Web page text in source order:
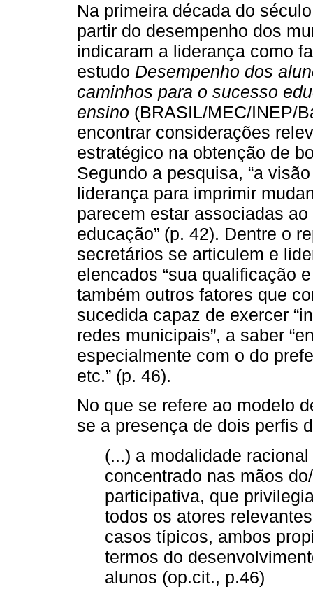
Na primeira década do
partir do desempenho dos
indicaram a liderança como
estudo Desempenho dos
caminhos para o sucesso
ensino (BRASIL/MEC/INEP/
encontrar considerações
estratégico na obtenção de
Segundo a pesquisa, “a
liderança para imprimir
parecem estar associadas
educação” (p. 42). Dentre o
secretários se articulem e
elencados “sua qualificação
também outros fatores que
sucedida capaz de exercer
redes municipais”, a saber
especialmente com o do
etc.” (p. 46).
No que se refere ao modelo
se a presença de dois perfis
(...) a modalidade
concentrado nas mãos
participativa, que
todos os atores
casos típicos, ambos
termos do
alunos (op.cit., p.46)